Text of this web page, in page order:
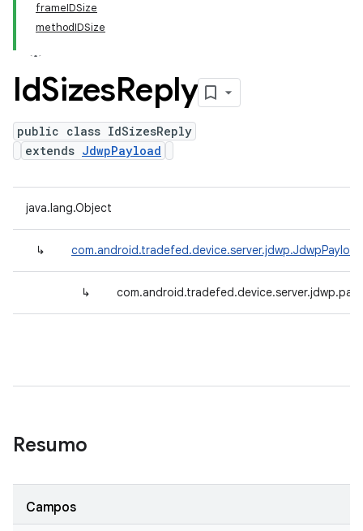
frameIDSize
methodIDSize
IdSizesReply
public class IdSizesReply
extends JdwpPayload
java.lang.Object
↳ com.android.tradefed.device.server.jdwp.JdwpPayload
↳
Resumo
Campos